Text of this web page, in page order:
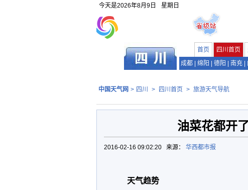
今天是2026年8月9日 星期日
首页 四川首页
成都
绵阳 德阳 南充
中国天气网 > 四川 > 四川首页 > 旅游天气导航
油菜花都开
2016-02-16 09:02:20 来源： 华西都市报
天气趋势